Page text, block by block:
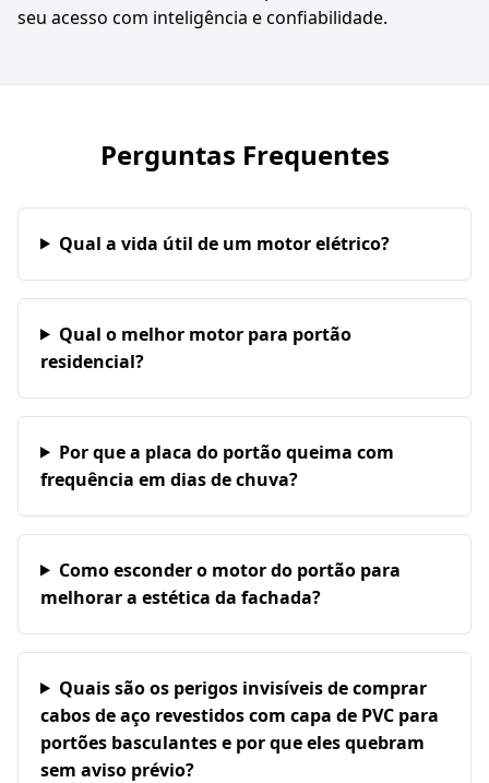
seu acesso com inteligência e confiabilidade.
Perguntas Frequentes
Qual a vida útil de um motor elétrico?
Qual o melhor motor para portão
residencial?
Por que a placa do portão queima com
frequência em dias de chuva?
Como esconder o motor do portão para
melhorar a estética da fachada?
Quais são os perigos invisíveis de comprar
cabos de aço revestidos com capa de PVC para
portões basculantes e por que eles quebram
sem aviso prévio?